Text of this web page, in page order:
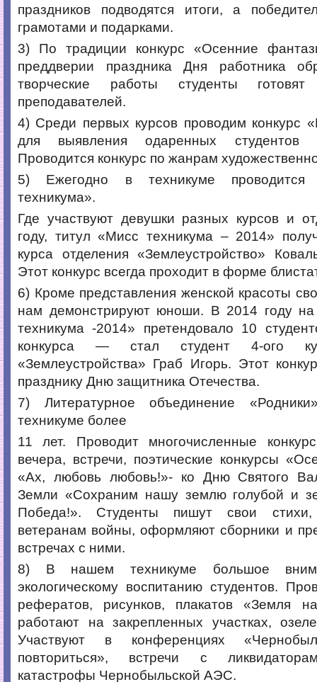
праздников подводятся итоги, а
грамотами и подарками.
3) По традиции конкурс «Осенние
преддверии праздника Дня работника
творческие работы студенты
преподавателей.
4) Среди первых курсов проводим конкурс
для выявления одаренных студентов
Проводится конкурс по жанрам
5) Ежегодно в техникуме проводится
техникума».
Где участвуют девушки разных курсов и
году, титул «Мисс техникума – 2014»
курса отделения «Землеустройство»
Этот конкурс всегда проходит в форме
6) Кроме представления женской красоты
нам демонстрируют юноши. В 2014 году
техникума -2014» претендовало 10
конкурса — стал студент 4-ого
«Землеустройства» Граб Игорь. Этот
празднику Дню защитника Отечества.
7) Литературное объединение
техникуме более
11 лет. Проводит многочисленные
вечера, встречи, поэтические конкурсы
«Ах, любовь любовь!»- ко Дню Святого
Земли «Сохраним нашу землю голубой и
Победа!». Студенты пишут свои
ветеранам войны, оформляют сборники и
встречах с ними.
8) В нашем техникуме большое
экологическому воспитанию студентов.
рефератов, рисунков, плакатов «Земля
работают на закрепленных участках,
Участвуют в конференциях
повториться», встречи с
катастрофы Чернобыльской АЭС.